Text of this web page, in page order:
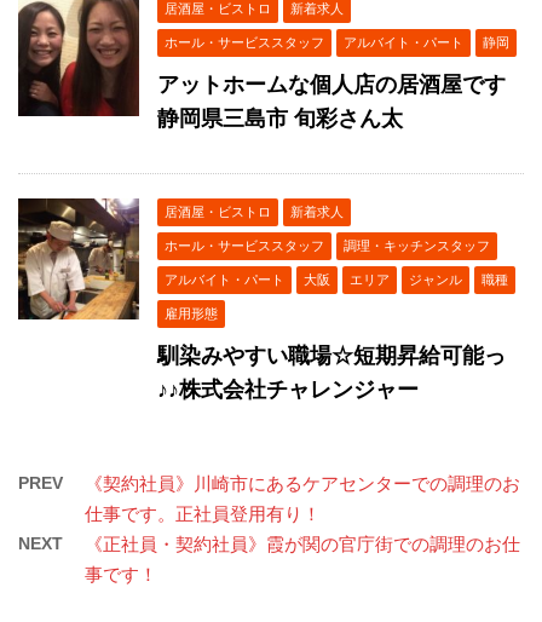
居酒屋・ビストロ 新着求人
ホール・サービススタッフ アルバイト・パート 静岡
アットホームな個人店の居酒屋です
静岡県三島市 旬彩さん太
居酒屋・ビストロ 新着求人
ホール・サービススタッフ 調理・キッチンスタッフ
アルバイト・パート 大阪 エリア ジャンル 職種
雇用形態
馴染みやすい職場☆短期昇給可能っ
♪♪株式会社チャレンジャー
PREV
《契約社員》川崎市にあるケアセンターでの調理のお
仕事です。正社員登用有り！
NEXT
《正社員・契約社員》霞が関の官庁街での調理のお仕
事です！